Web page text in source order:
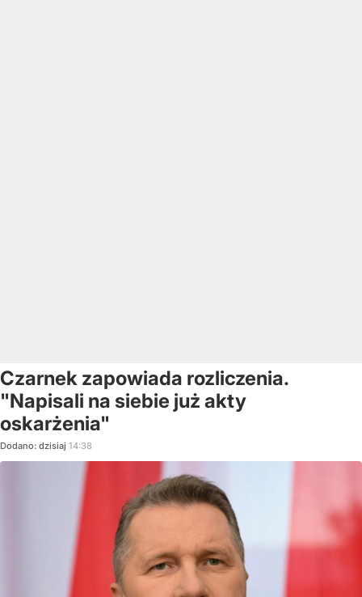
Czarnek zapowiada rozliczenia.
"Napisali na siebie już akty
oskarżenia"
Dodano: dzisiaj 14:38